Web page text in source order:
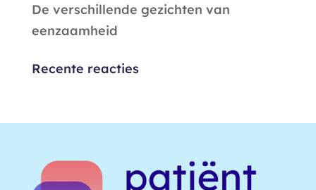
De verschillende gezichten van
eenzaamheid
Recente reacties